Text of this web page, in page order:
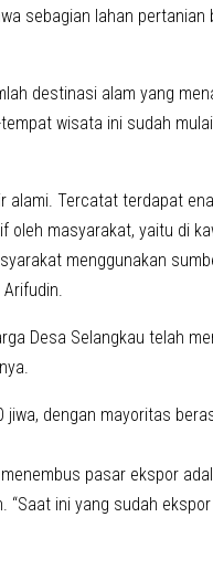
sebagian lahan pertanian
destinasi alam yang
wisata ini sudah
alami. Tercatat terdapat
masyarakat, yaitu di
menggunakan
Desa Selangkau telah
dengan mayoritas
pasar ekspor
ini yang sudah ekspor